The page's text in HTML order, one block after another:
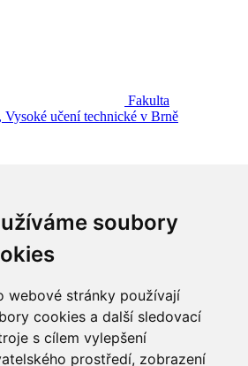
soubory
webové stránky používají
cookies a další sledovací
s cílem vylepšení
prostředí, zobrazení
Fakulta
učení technické v Brně